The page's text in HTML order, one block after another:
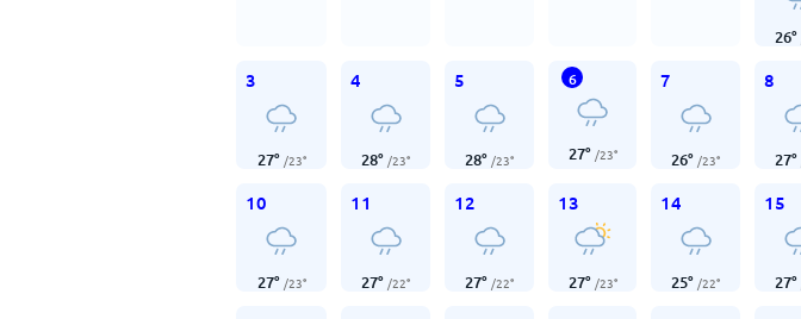
26°
3
27° /23°
4
28° /23°
5
28° /23°
6
27° /23°
7
26° /23°
8
27°
10
27° /23°
11
27° /22°
12
27° /22°
13
27° /23°
14
25° /22°
15
27°